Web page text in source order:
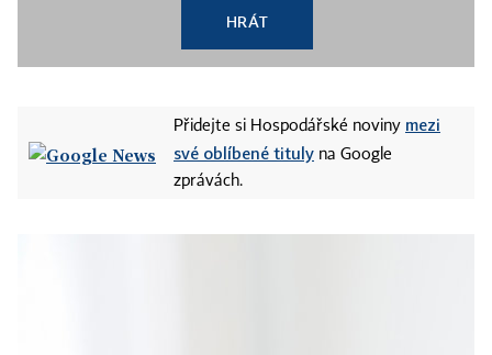
HRÁT
Přidejte si Hospodářské noviny mezi
své oblíbené tituly na Google
zprávách.